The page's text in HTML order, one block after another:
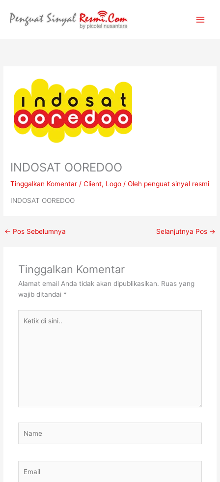
INDOSAT OOREDOO
Tinggalkan Komentar /Client, Logo / Oleh penguat sinyal resmi
INDOSAT OOREDOO
← Pos Sebelumnya Selanjutnya Pos →
Tinggalkan Komentar
Alamat email Anda tidak akan dipublikasikan. Ruas yang
wajib ditandai *